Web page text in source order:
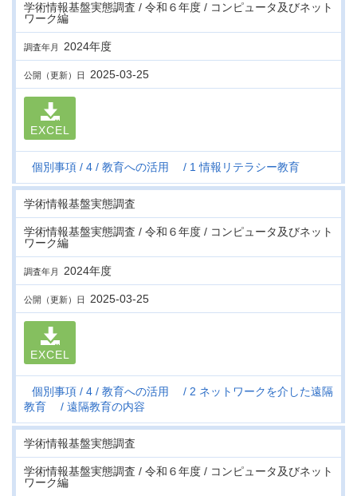
学術情報基盤実態調査 / 令和６年度 / コンピュータ及びネット
ワーク編
調査年月 2024年度
公開（更新）日 2025-03-25
EXCEL
個別事項 4 教育への活用 1 情報リテラシー教育
学術情報基盤実態調査
学術情報基盤実態調査 / 令和６年度 / コンピュータ及びネット
ワーク編
調査年月 2024年度
公開（更新）日 2025-03-25
EXCEL
個別事項 4 教育への活用
2 ネットワークを介した遠隔
教育
遠隔教育の内容
学術情報基盤実態調査
学術情報基盤実態調査 / 令和６年度 / コンピュータ及びネット
ワーク編